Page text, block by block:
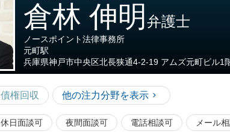
倉林 伸明 弁護士
ノースポイント法律事務所
元町駅
兵庫県神戸市中央区北長狭通4-2-19 アムズ元町ビル1
債権回収 他の注力分野を表示
休日面談可 夜間面談可 電話相談可 メール